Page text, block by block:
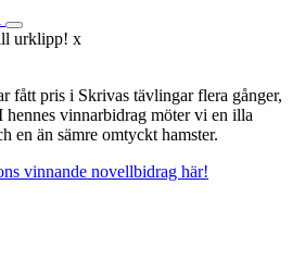
urklipp! x
fått pris i Skrivas tävlingar flera gånger,
vinnarbidrag möter vi en illa
en än sämre omtyckt hamster.
vinnande novellbidrag här!